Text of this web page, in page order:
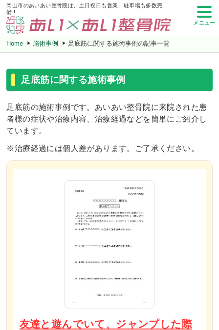
岡山市のあいあい整骨院は、土日祝日も営業、駐車場も多数完
備!!
メニュー
Home 施術事例 足底筋に関する施術事例の記事一覧
足底筋に関する施術事例
足底筋の施術事例です。あいあい整骨院に来院された患
者様の症状や治療内容、治療経過などを簡単にご紹介し
ています。
※治療経過には個人差があります。ご了承ください。
友達と遊んでいて、ジャンプした際